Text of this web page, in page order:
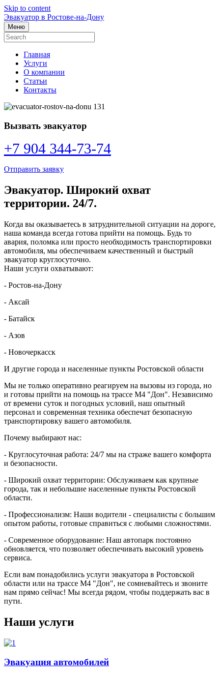
Skip to content
Эвакуатор в Ростове-на-Дону
Меню
Главная
Услуги
О компании
Статьи
Контакты
Вызвать эвакуатор
+7 904 344-73-74
Отправить заявку
Эвакуатор. Широкий охват
территории. 24/7.
Когда вы оказываетесь в затруднительной ситуации на дороге,
наша команда всегда готова прийти на помощь. Будь то
авария, поломка или просто необходимость транспортировки
автомобиля, мы обеспечиваем качественный и быстрый
эвакуатор круглосуточно.
Наши услуги охватывают:
- Ростов-на-Дону
- Аксай
- Батайск
- Азов
- Новочеркасск
И другие города и населенные пункты Ростовской области
Мы не только оперативно реагируем на вызовы из города, но
и готовы прийти на помощь на трассе М4 "Дон". Независимо
от времени суток и погодных условий, наш опытный
персонал и современная техника обеспечат безопасную
транспортировку вашего автомобиля.
Почему выбирают нас:
- Круглосуточная работа: 24/7 мы на страже вашего комфорта
и безопасности.
- Широкий охват территории: Обслуживаем как крупные
города, так и небольшие населенные пункты Ростовской
области.
- Профессионализм: Наши водители - специалисты с большим
опытом работы, готовые справиться с любыми сложностями.
- Современное оборудование: Наш автопарк постоянно
обновляется, что позволяет обеспечивать высокий уровень
сервиса.
Если вам понадобились услуги эвакуатора в Ростовской
области или на трассе М4 "Дон", не сомневайтесь и звоните
нам прямо сейчас! Мы всегда рядом, чтобы поддержать вас в
пути.
Наши услуги
Эвакуация автомобилей